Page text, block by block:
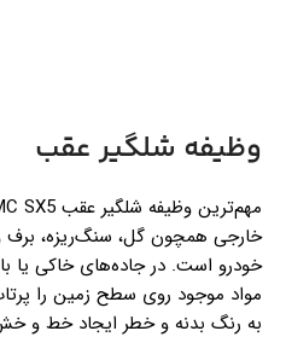
وظیفه شلگیر عقب
خارجی همچون گل، سنگ‌ریزه، برف
خودرو است. در جاده‌های خاکی یا
مواد موجود روی سطح زمین را
به رنگ بدنه و خطر ایجاد خط و